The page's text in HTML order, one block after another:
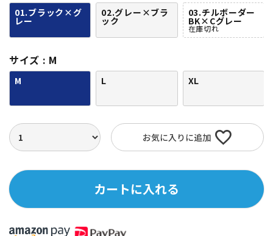
01.ブラック×グ
レー
02.グレー×ブラ
ック
03.チルボーダー
BK×Cグレー
在庫切れ
サイズ M
M L XL
お気に入りに追加
カートに入れる